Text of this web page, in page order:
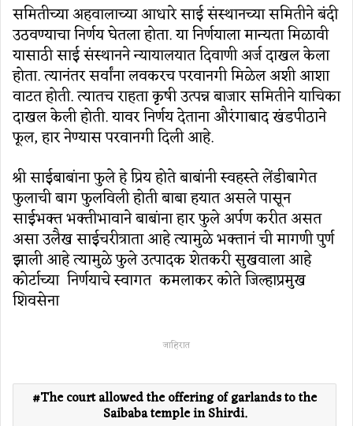
समितीच्या अहवालाच्या आधारे साई संस्थानच्या समितीने बंदी
उठवण्याचा निर्णय घेतला होता. या निर्णयाला मान्यता मिळावी
यासाठी साई संस्थानने न्यायालयात दिवाणी अर्ज दाखल केला
होता. त्यानंतर सर्वांना लवकरच परवानगी मिळेल अशी आशा
वाटत होती. त्यातच राहता कृषी उत्पन्न बाजार समितीने याचिका
दाखल केली होती. यावर निर्णय देताना औरंगाबाद खंडपीठाने
फूल, हार नेण्यास परवानगी दिली आहे.
श्री साईबाबांना फुले हे प्रिय होते बाबांनी स्वहस्ते लेंडीबागेत
फुलाची बाग फुलविली होती बाबा हयात असले पासून
साईभक्त भक्तीभावाने बाबांना हार फुले अर्पण करीत असत
असा उलैख साईचरीत्राता आहे त्यामुळे भक्तानं ची मागणी पुर्ण
झाली आहे त्यामुळे फुले उत्पादक शेतकरी सुखवाला आहे
कोर्टाच्या निर्णयाचे स्वागत कमलाकर कोते जिल्हाप्रमुख
शिवसेना
जाहिरात
The court allowed the offering of garlands to the
Saibaba temple in Shirdi.